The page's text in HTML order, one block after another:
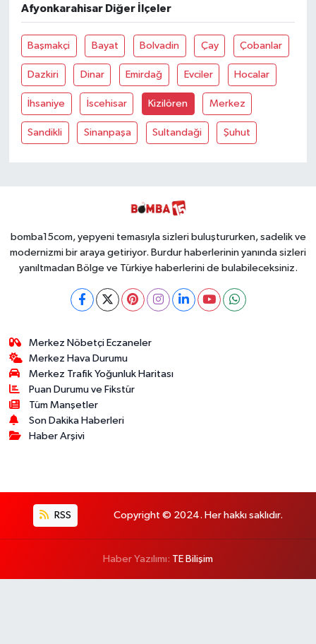
Afyonkarahisar Diğer İlçeler
Başmakçi Bayat Bolvadin Çay Çobanlar
Dazkiri Dinar Emirdağ Evciler Hocalar
İhsaniye İscehisar Kizilören Merkez
Sandikli Sinanpaşa Sultandaği Şuhut
bomba15com, yepyeni temasıyla sizleri buluştururken, sadelik ve
modernizmi bir araya getiriyor. Burdur haberlerinin yanında sizleri
yanıltmadan Bölge ve Türkiye haberlerini de bulabileceksiniz.
Merkez Nöbetçi Eczaneler
Merkez Hava Durumu
Merkez Trafik Yoğunluk Haritası
Puan Durumu ve Fikstür
Tüm Manşetler
Son Dakika Haberleri
Haber Arşivi
RSS Copyright © 2024. Her hakkı saklıdır.
Haber Yazılımı: TE Bilişim